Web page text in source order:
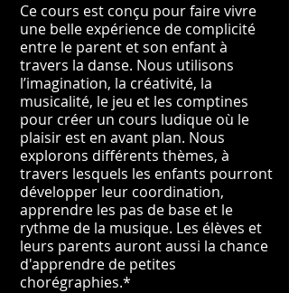
Ce cours est conçu pour faire vivre
une belle expérience de complicité
entre le parent et son enfant à
travers la danse. Nous utilisons
l’imagination, la créativité, la
musicalité, le jeu et les comptines
pour créer un cours ludique où le
plaisir est en avant plan. Nous
explorons différents thèmes, à
travers lesquels les enfants pourront
développer leur coordination,
apprendre les pas de base et le
rythme de la musique. Les élèves et
leurs parents auront aussi la chance
d'apprendre de petites
chorégraphies.*